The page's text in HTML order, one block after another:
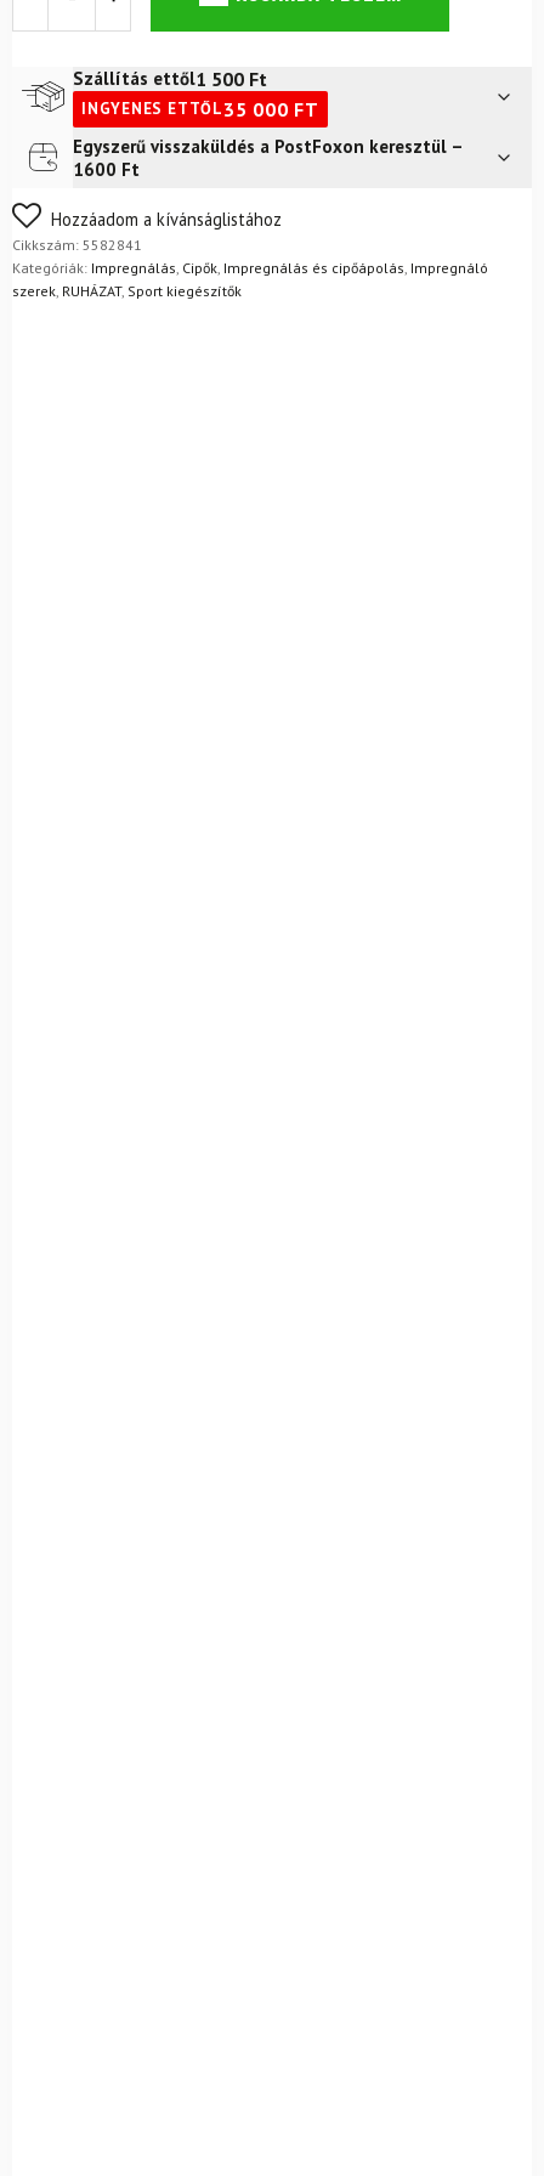
cipőimpregnáló
mennyiség
Szállítás ettől1 500 Ft
INGYENES ETTŐL35 000 FT
Futár a címre2 400
FoxPost
Egyszerű visszaküldés a PostFoxon keresztül –
1600 Ft
Nem biztos a választásában? Semmi gond – a terméket
egyszerűen visszaküldheti 14 napon belül, indoklás nélkül.
Mik a visszaküldés feltételei?
Hozzáadom a kívánságlistához
Cikkszám: 5582841
Kategóriák: Impregnálás Cipők Impregnálás és cipőápolás Impregnáló
szerek RUHÁZAT, Sport kiegészítők